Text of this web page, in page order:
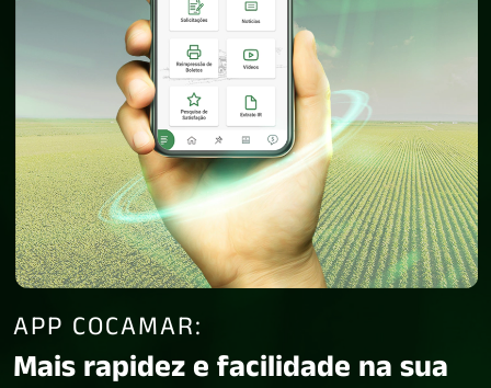
APP COCAMAR:
Mais rapidez e facilidade na sua